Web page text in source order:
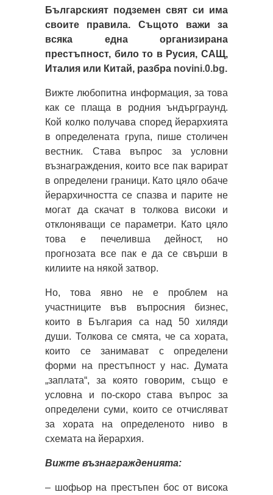
Българският подземен свят си има
своите правила. Същото важи за
всяка една организирана
престъпност, било то в Русия, САЩ,
Италия или Китай, разбрa novini.0.bg.
Вижте любопитна информация, за това
как се плаща в родния ъндърграунд.
Кой колко получава според йерархията
в определената група, пише столичен
вестник. Става въпрос за условни
възнаграждения, които все пак варират
в определени граници. Като цяло обаче
йерархичността се спазва и парите не
могат да скачат в толкова високи и
отклоняващи се параметри. Като цяло
това е печеливша дейност, но
прогнозата все пак е да се свърши в
килиите на някой затвор.
Но, това явно не е проблем на
участниците във въпросния бизнес,
които в България са над 50 хиляди
души. Толкова се смята, че са хората,
които се занимават с определени
форми на престъпност у нас. Думата
„заплата“, за която говорим, също е
условна и по-скоро става въпрос за
определени суми, които се отчисляват
за хората на определеното ниво в
схемата на йерархия.
Вижте възнагражденията:
– шофьор на престъпен бос от висока